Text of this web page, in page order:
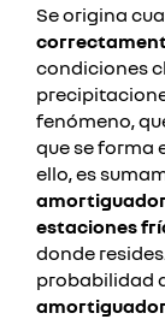
Se origina
condiciones
fenómeno,
que se forma
ello, es
estaciones
donde
probabilidad